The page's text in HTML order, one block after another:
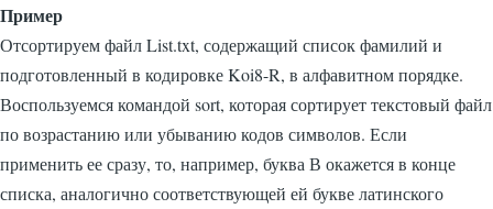
Пример
Отсортируем файл List.txt, содержащий список фамилий и
подготовленный в кодировке Koi8-R, в алфавитном порядке.
Воспользуемся командой sort, которая сортирует текстовый файл
по возрастанию или убыванию кодов символов. Если
применить ее сразу, то, например, буква В окажется в конце
списка, аналогично соответствующей ей букве латинского